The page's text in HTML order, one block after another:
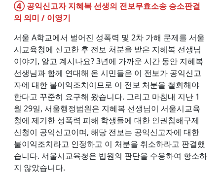
④ 공익신고자 지혜복 선생의 전보무효소송 승소판결
의 의미 / 이영기
서울 A학교에서 벌어진 성폭력 및 2차 가해 문제를 서울
시교육청에 신고한 후 전보 처분을 받은 지혜복 선생님
이야기, 알고 계시나요? 3년에 가까운 시간 동안 지혜복
선생님과 함께 연대해 온 시민들은 이 전보가 공익신고
자에 대한 불이익조치이므로 이 전보 처분을 철회해야
한다고 꾸준히 요구해 왔습니다. 그리고 마침내 지난 1
월 29일, 서울행정법원은 지혜복 선생님이 서울시교육
청에 제기한 성폭력 피해 학생들에 대한 인권침해구제
신청이 공익신고이며, 해당 전보는 공익신고자에 대한
불이익조치라고 인정하고 이 처분을 취소하라고 판결했
습니다. 서울시교육청은 법원의 판단을 수용하여 항소하
지 않았습니다.